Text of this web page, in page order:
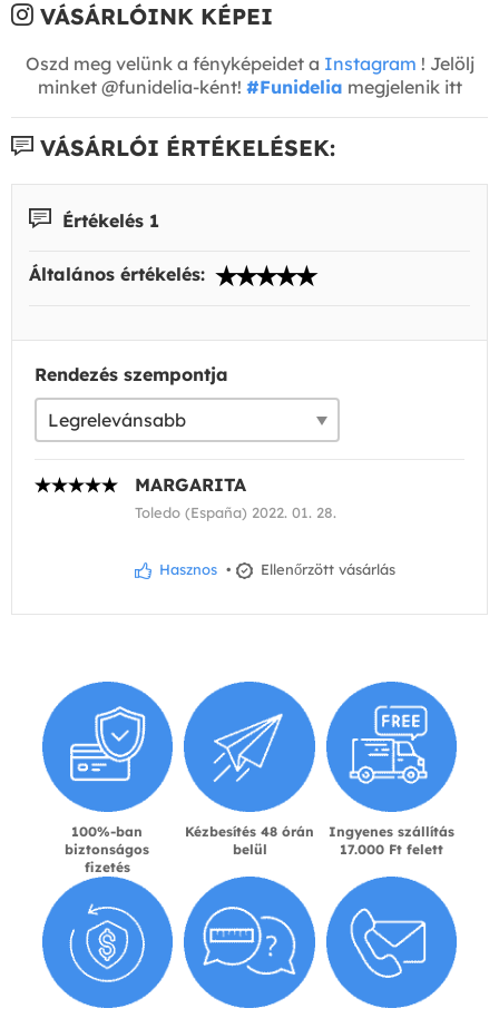
VÁSÁRLÓINK KÉPEI
Oszd meg velünk a fényképeidet a Instagram ! Jelölj
minket @funidelia-ként! #Funidelia megjelenik itt
VÁSÁRLÓI ÉRTÉKELÉSEK:
Értékelés 1
Általános értékelés:
Rendezés szempontja
MARGARITA
Toledo (España) 2022. 01. 28.
Hasznos • Ellenőrzött vásárlás
100%-ban
biztonságos
fizetés
Kézbesítés 48 órán
belül
Ingyenes szállítás
17.000 Ft felett